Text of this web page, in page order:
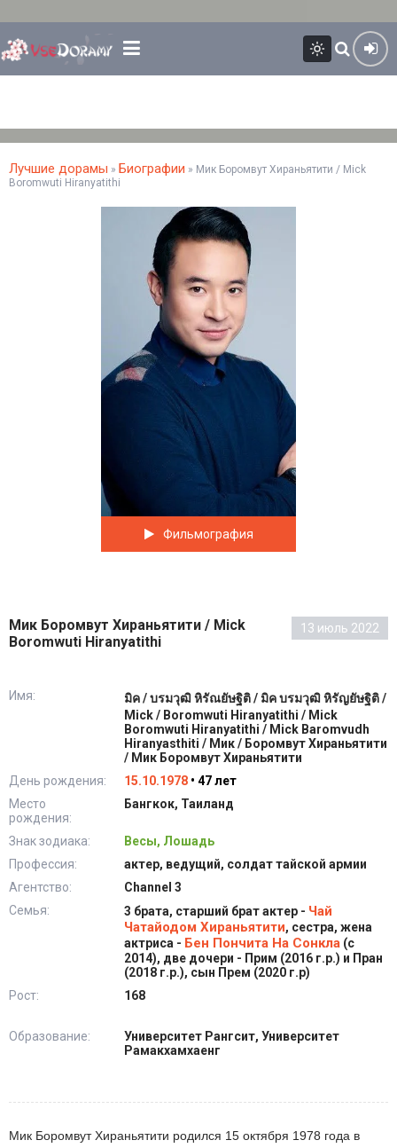
Лучшие дорамы » Биографии » Мик Боромвут Хираньятити / Mick
Boromwuti Hiranyatithi
Фильмография
Мик Боромвут Хираньятити / Mick
Boromwuti Hiranyatithi
13 июль 2022
Имя:
มิค / บรมวุฒิ หิรัณยัษฐิติ / มิค บรมวุฒิ หิรัญยัษฐิติ /
Mick / Boromwuti Hiranyatithi / Mick
Boromwuti Hiranyatithi / Mick Baromvudh
Hiranyasthiti / Мик / Боромвут Хираньятити
/ Мик Боромвут Хираньятити
День рождения:
15.10.1978 • 47 лет
Место
рождения:
Бангкок, Таиланд
Знак зодиака:
Весы, Лошадь
Профессия:
актер, ведущий, солдат тайской армии
Агентство:
Channel 3
Семья:
3 брата, старший брат актер - Чай
Чатайодом Хираньятити, сестра, жена
актриса - Бен Пончита На Сонкла (с
2014), две дочери - Прим (2016 г.р.) и Пран
(2018 г.р.), сын Прем (2020 г.р)
Рост:
168
Образование:
Университет Рангсит, Университет
Рамакхамхаенг
Мик Боромвут Хираньятити родился 15 октября 1978 года в